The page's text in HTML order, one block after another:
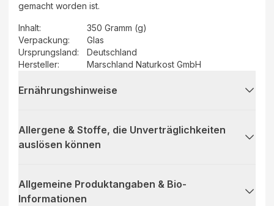
gemacht worden ist.
Inhalt:
350 Gramm (g)
Verpackung:
Glas
Ursprungsland:
Deutschland
Hersteller: Marschland Naturkost GmbH
Ernährungshinweise
Allergene & Stoffe, die Unverträglichkeiten
auslösen können
Allgemeine Produktangaben & Bio-
Informationen